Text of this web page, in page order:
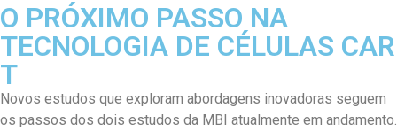
O PRÓXIMO PASSO NA
TECNOLOGIA DE CÉLULAS CAR
T
Novos estudos que exploram abordagens inovadoras seguem
os passos dos dois estudos da MBI atualmente em andamento.